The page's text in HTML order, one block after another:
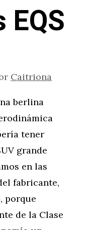
Caitriona
berlina
tener
grande
en las
fabricante,
porque
de la Clase